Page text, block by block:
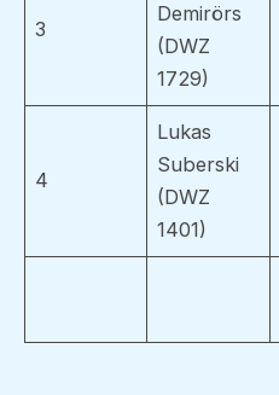
3
Demirörs
(DWZ
1729)
4
Lukas
Suberski
(DWZ
1401)